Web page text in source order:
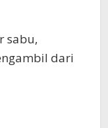
sabu,
dari